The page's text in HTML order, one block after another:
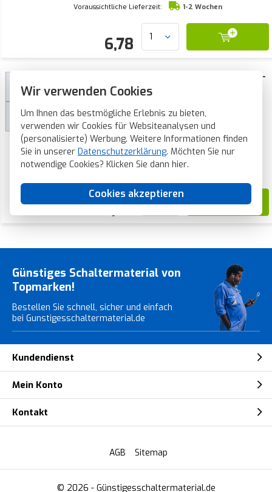
Wir verwenden Cookies
Um Ihnen das bestmögliche Erlebnis zu bieten,
verwenden wir Cookies für Websiteanalysen und
(personalisierte) Werbung. Weitere Informationen finden
Sie in unserer Datenschutzerklärung. Möchten Sie nur
notwendige Cookies? Klicken Sie dann hier.
Cookies akzeptieren
Voraussichtliche Lieferzeit:
1-2 Wochen
6,78
Hager Berker Taste mit Pfeilsymbolen für 1-
fach Bedienelement A1/A8/C1/C8 lichtweiß
matt (WAN7050WM)
Bedienelement (WAC1010/WAC2010). Serie:
A.1/A.8/C.1/C.8, lichtweiß matt. Ohne Einsatz,
Bedienelement und Abdeckrahmen.
Aktueller Lagerbestand:
11,98
Günstiges Schaltermaterial von
Topmarken!
Bestellen Sie schnell, sicher und einfach
bei Gunstigesschaltermaterial.de
Kundendienst
Mein Konto
Kontakt
© 2026 - Günstigesschaltermaterial.de
AGB Sitemap